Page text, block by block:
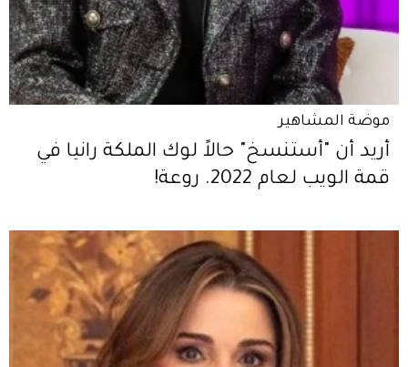
موضة المشاهير
أريد أن "أستنسخ" حالاً لوك الملكة رانيا في
قمة الويب لعام 2022. روعة!